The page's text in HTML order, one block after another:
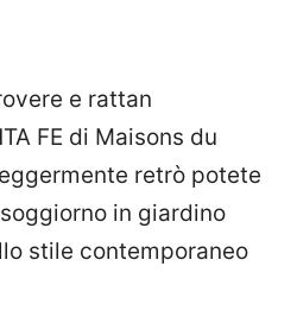
e rattan
FE di Maisons du
retrò potete
in giardino
stile contemporaneo